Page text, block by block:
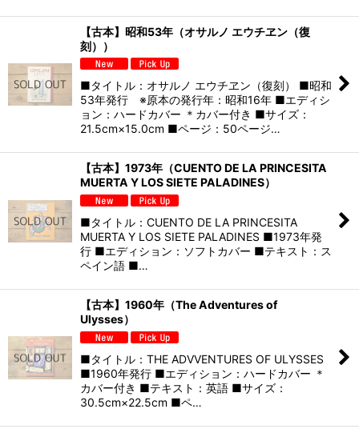
【古本】昭和53年（オサルノ エウチヱン（復
刻））
■タイトル：オサルノ エウチヱン（復刻） ■昭和
53年発行 ※原本の発行年：昭和16年 ■エディシ
ョン：ハードカバー ＊カバー付き ■サイズ：
21.5cm×15.0cm ■ページ：50ページ…
【古本】1973年（CUENTO DE LA PRINCESITA
MUERTA Y LOS SIETE PALADINES）
■タイトル：CUENTO DE LA PRINCESITA
MUERTA Y LOS SIETE PALADINES ■1973年発
行 ■エディション：ソフトカバー ■テキスト：ス
ペイン語 ■…
【古本】1960年（The Adventures of
Ulysses）
■タイトル：THE ADVVENTURES OF ULYSSES
■1960年発行 ■エディション：ハードカバー ＊
カバー付き ■テキスト：英語 ■サイズ：
30.5cm×22.5cm ■ペ…